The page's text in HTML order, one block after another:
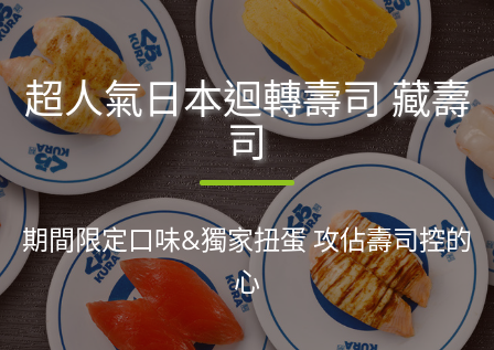
超人氣日本迴轉壽司 藏壽
司
期間限定口味&獨家扭蛋 攻佔壽司控的
心